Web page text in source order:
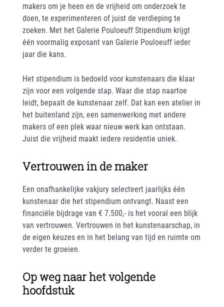
makers om je heen en de vrijheid om onderzoek te
doen, te experimenteren of juist de verdieping te
zoeken. Met het Galerie Pouloeuff Stipendium krijgt
één voormalig exposant van Galerie Pouloeuff ieder
jaar die kans.
Het stipendium is bedoeld voor kunstenaars die klaar
zijn voor een volgende stap. Waar die stap naartoe
leidt, bepaalt de kunstenaar zelf. Dat kan een atelier in
het buitenland zijn, een samenwerking met andere
makers of een plek waar nieuw werk kan ontstaan.
Juist die vrijheid maakt iedere residentie uniek.
Vertrouwen in de maker
Een onafhankelijke vakjury selecteert jaarlijks één
kunstenaar die het stipendium ontvangt. Naast een
financiële bijdrage van € 7.500,- is het vooral een blijk
van vertrouwen. Vertrouwen in het kunstenaarschap, in
de eigen keuzes en in het belang van tijd en ruimte om
verder te groeien.
Op weg naar het volgende
hoofdstuk